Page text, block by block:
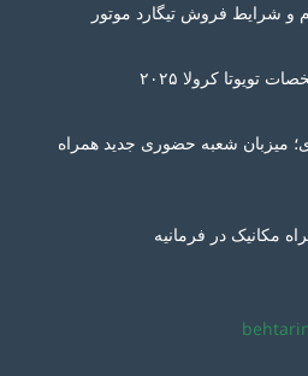
و شرایط فروش تیگارد موتور
کرولا ۲۰۲۵
میزبان شعبه حضوری جدید همراه
مکانیک در فرمانیه